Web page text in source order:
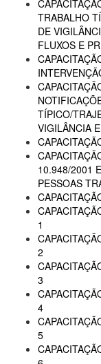
TRABALHO
DE
FLUXOS E
TÍPICO/
VIGILÂNCIA
10.948/2001
PESSOAS
1
2
3
4
5